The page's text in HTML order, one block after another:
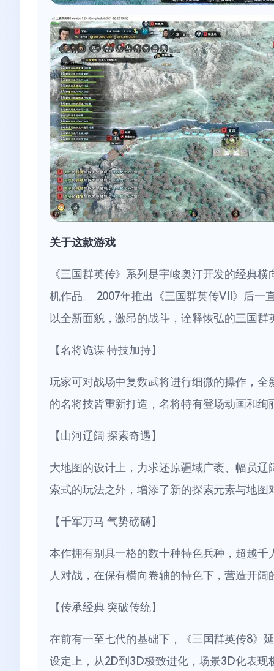
关于这款游戏
《三国群英传》系列是宇峻奥汀开发的经典
机作品。 2007年推出《三国群英传VII》后一
以全新面貌，激昂的战斗，诠释恢弘的三国群
【名将诡谋 特技加持】
玩家可对战场中复数武将进行细微的操作，
的名将技皆重新打造，名将特有登场动画和
【山河辽阔 探索奇遇】
大地图的设计上，力求还原疆域广袤、幅员
索式的玩法之外，增添了新的探索元素与地
【千军万马 气势磅礴】
本作拥有别具一格的数十种特色兵种，超越
人对战，在保有横向卷轴的特色下，营造开
【传承经典 突破传统】
在前有一至七代的基础下，《三国群英传8》
设定上，从2D到3D极致进化，场景3D化表